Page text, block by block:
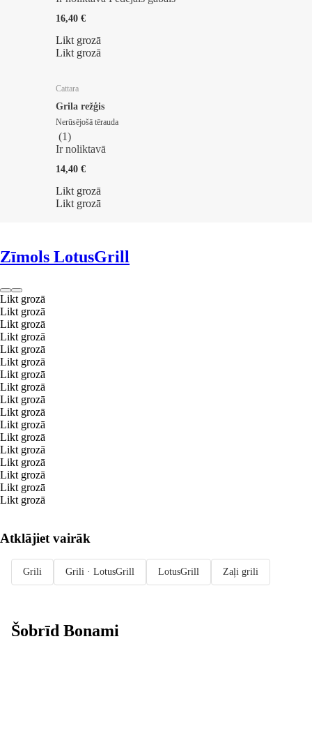
16,40 €
Likt grozā
Likt grozā
Cattara
Grila režģis
Nerūsējošā tērauda
(1)
Ir noliktavā
14,40 €
Likt grozā
Likt grozā
Zīmols LotusGrill
Likt grozā
Likt grozā
Likt grozā
Likt grozā
Likt grozā
Likt grozā
Likt grozā
Likt grozā
Likt grozā
Likt grozā
Likt grozā
Likt grozā
Likt grozā
Likt grozā
Likt grozā
Likt grozā
Likt grozā
Atklājiet vairāk
Grili Grili · LotusGrill LotusGrill Zaļi grili
Šobrīd Bonami